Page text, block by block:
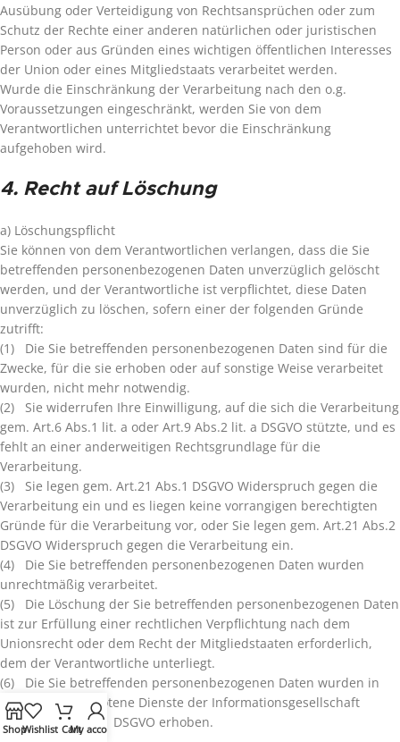
Ausübung oder Verteidigung von Rechtsansprüchen oder zum
Schutz der Rechte einer anderen natürlichen oder juristischen
Person oder aus Gründen eines wichtigen öffentlichen Interesses
der Union oder eines Mitgliedstaats verarbeitet werden.
Wurde die Einschränkung der Verarbeitung nach den o.g.
Voraussetzungen eingeschränkt, werden Sie von dem
Verantwortlichen unterrichtet bevor die Einschränkung
aufgehoben wird.
4. Recht auf Löschung
a) Löschungspflicht
Sie können von dem Verantwortlichen verlangen, dass die Sie
betreffenden personenbezogenen Daten unverzüglich gelöscht
werden, und der Verantwortliche ist verpflichtet, diese Daten
unverzüglich zu löschen, sofern einer der folgenden Gründe
zutrifft:
(1) Die Sie betreffenden personenbezogenen Daten sind für die
Zwecke, für die sie erhoben oder auf sonstige Weise verarbeitet
wurden, nicht mehr notwendig.
(2) Sie widerrufen Ihre Einwilligung, auf die sich die Verarbeitung
gem. Art.6 Abs.1 lit. a oder Art.9 Abs.2 lit. a DSGVO stützte, und es
fehlt an einer anderweitigen Rechtsgrundlage für die
Verarbeitung.
(3) Sie legen gem. Art.21 Abs.1 DSGVO Widerspruch gegen die
Verarbeitung ein und es liegen keine vorrangigen berechtigten
Gründe für die Verarbeitung vor, oder Sie legen gem. Art.21 Abs.2
DSGVO Widerspruch gegen die Verarbeitung ein.
(4) Die Sie betreffenden personenbezogenen Daten wurden
unrechtmäßig verarbeitet.
(5) Die Löschung der Sie betreffenden personenbezogenen Daten
ist zur Erfüllung einer rechtlichen Verpflichtung nach dem
Unionsrecht oder dem Recht der Mitgliedstaaten erforderlich,
dem der Verantwortliche unterliegt.
(6) Die Sie betreffenden personenbezogenen Daten wurden in
Bezug auf angebotene Dienste der Informationsgesellschaft
gemäß Art.8 Abs.1 DSGVO erhoben.
ShopWishlist CartMy account